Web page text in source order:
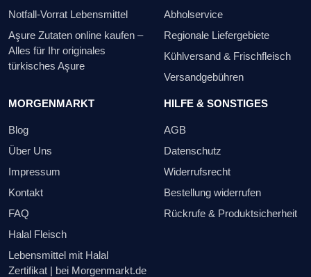
Notfall-Vorrat Lebensmittel
Aşure Zutaten online kaufen –
Alles für Ihr originales
türkisches Aşure
Abholservice
Regionale Liefergebiete
Kühlversand & Frischfleisch
Versandgebühren
MORGENMARKT
Blog
Über Uns
Impressum
Kontakt
FAQ
Halal Fleisch
Lebensmittel mit Halal
Zertifikat | bei Morgenmarkt.de
HILFE & SONSTIGES
AGB
Datenschutz
Widerrufsrecht
Bestellung widerrufen
Rückrufe & Produktsicherheit